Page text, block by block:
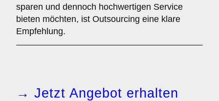
sparen und dennoch hochwertigen Service
bieten möchten, ist Outsourcing eine klare
Empfehlung.
→ Jetzt Angebot erhalten